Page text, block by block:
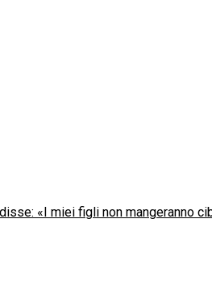
«I miei figli non mangeranno